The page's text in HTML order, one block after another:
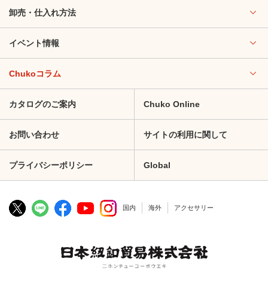
卸売・仕入れ方法
イベント情報
Chukoコラム
カタログのご案内 Chuko Online
お問い合わせ サイトの利用に関して
プライバシーポリシー Global
国内 海外 アクセサリー